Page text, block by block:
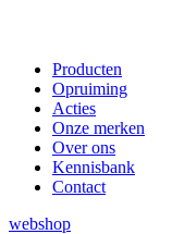
Producten
Opruiming
Acties
Onze merken
Over ons
Kennisbank
Contact
webshop